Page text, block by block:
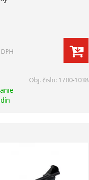
DPH
Obj. čislo: 1700-1038